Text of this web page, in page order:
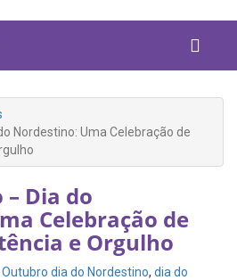
Nordestino: Uma Celebração de
Dia do
Celebração de
e Orgulho
dia do Nordestino, dia do